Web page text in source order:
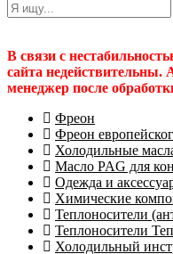
В связи с
сайта
менеджер после
Фреон
Фреон
Холодильные
Масло PAG для
Одежда и
Химические
Теплоносители
Теплоносители
Холодильный